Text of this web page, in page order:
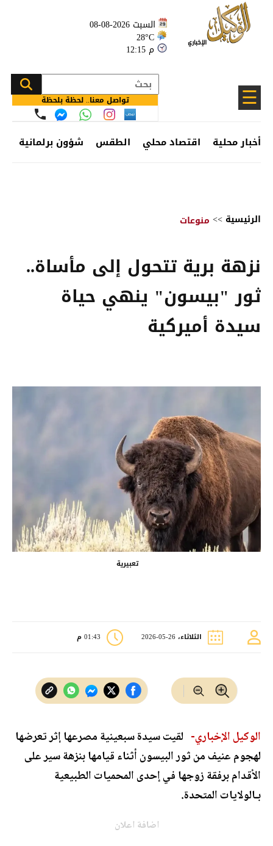
السبت 2026-08-08
28°C
12:15 م
☰ تواصل معنا.. لحظة بلحظة
أخبار محلية اقتصاد محلي الطقس شؤون برلمانية
الرئيسية >> منوعات
نزهة برية تتحول إلى مأساة..
ثور "بيسون" ينهي حياة
سيدة أميركية
تعبيرية
الثلاثاء، 26-05-2026 01:43 م
الوكيل الإخباري- لقيت سيدة سبعينية مصرعها إثر تعرضها
لهجوم عنيف من ثور البيسون أثناء قيامها بنزهة سير على
الأقدام برفقة زوجها في إحدى المحميات الطبيعية
بـالولايات المتحدة.
اضافة اعلان